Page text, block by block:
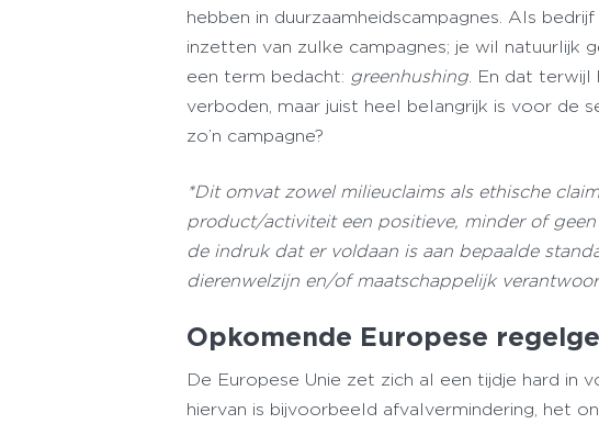
hebben in duurzaamheidscampagnes. Als
inzetten van zulke campagnes; je wil natuurlijk
een term bedacht: greenhushing. En dat terwijl
verboden, maar juist heel belangrijk is voor de
zo’n campagne?
*Dit omvat zowel milieuclaims als ethische
product/activiteit een positieve, minder of
de indruk dat er voldaan is aan bepaalde
dierenwelzijn en/of maatschappelijk
Opkomende Europese
De Europese Unie zet zich al een tijdje hard in
hiervan is bijvoorbeeld afvalvermindering, het